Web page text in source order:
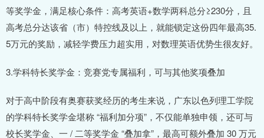
等奖学金，满足核心条件：高考英语+数学两科总分≥230分，且
高考总分达该省（市）特控线及以上，就能锁定这份四年最高35.
5万元的奖励，减轻学费压力超实用，对数理英语优势生很友好。
3.学科特长奖学金：竞赛党专属福利，可与其他奖项叠加
对于高中阶段有奥赛获奖经历的考生来说，广东以色列理工学院
的学科特长奖学金堪称 “福利加分项”，不仅能单独申领，还可与
校长奖学金、一 / 二等奖学金 “叠加拿”，最高可额外叠加 30 万元